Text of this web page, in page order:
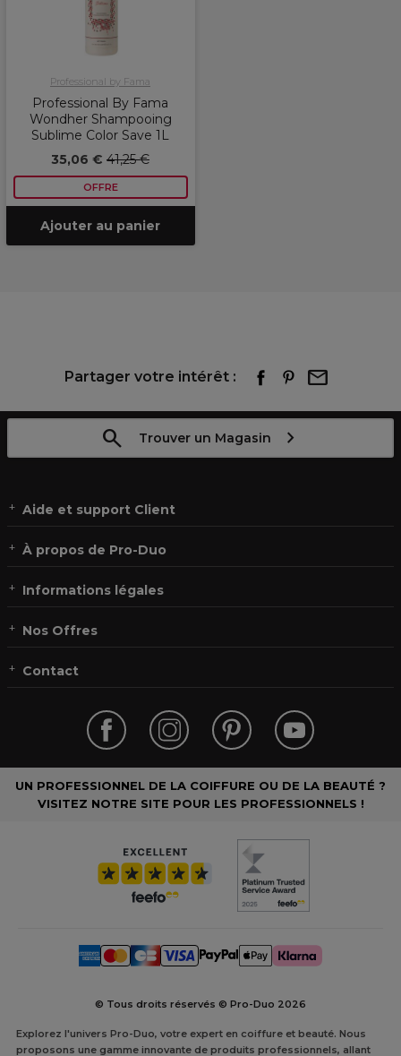
Professional by Fama
Professional By Fama
Wondher Shampooing
Sublime Color Save 1L
35,06 € 41,25 €
OFFRE
Ajouter au panier
Partager votre intérêt :
Trouver un Magasin
Aide et support Client
À propos de Pro-Duo
Informations légales
Nos Offres
Contact
UN PROFESSIONNEL DE LA COIFFURE OU DE LA BEAUTÉ ?
VISITEZ NOTRE SITE POUR LES PROFESSIONNELS !
© Tous droits réservés © Pro-Duo 2026
Explorez l'univers Pro-Duo, votre expert en coiffure et beauté. Nous
proposons une gamme innovante de produits professionnels, allant